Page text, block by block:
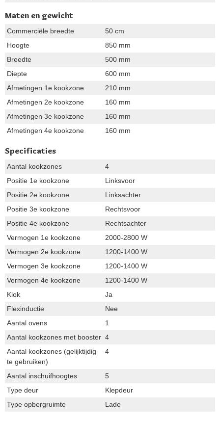
Maten en gewicht
Commerciële breedte
50 cm
Hoogte
850 mm
Breedte
500 mm
Diepte
600 mm
Afmetingen 1e kookzone
210 mm
Afmetingen 2e kookzone
160 mm
Afmetingen 3e kookzone
160 mm
Afmetingen 4e kookzone
160 mm
Specificaties
Aantal kookzones
4
Positie 1e kookzone
Linksvoor
Positie 2e kookzone
Linksachter
Positie 3e kookzone
Rechtsvoor
Positie 4e kookzone
Rechtsachter
Vermogen 1e kookzone
2000-2800 W
Vermogen 2e kookzone
1200-1400 W
Vermogen 3e kookzone
1200-1400 W
Vermogen 4e kookzone
1200-1400 W
Klok
Ja
Flexinductie
Nee
Aantal ovens
1
Aantal kookzones met booster 4
Aantal kookzones (gelijktijdig
te gebruiken)
4
Aantal inschuifhoogtes
5
Type deur
Klepdeur
Type opbergruimte
Lade